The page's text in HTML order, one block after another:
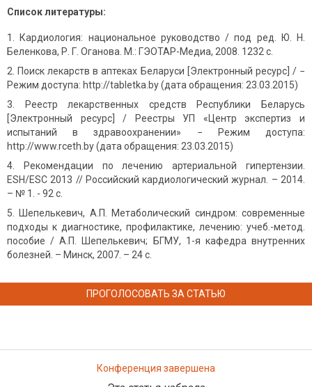
Список литературы:
Кардиология: национальное руководство / под ред. Ю. Н.
Беленкова, Р. Г. Оганова. М.: ГЭОТАР-Медиа, 2008. 1232 с.
Поиск лекарств в аптеках Беларуси [Электронный ресурс] / −
Режим доступа: http://tabletka.by (дата обращения: 23.03.2015)
Реестр лекарственных средств Республики Беларусь
[Электронный ресурс] / Реестры УП «Центр экспертиз и
испытаний в здравоохранении» − Режим доступа:
http://www.rceth.by (дата обращения: 23.03.2015)
Рекомендации по лечению артериальной гипертензии.
ESH/ESC 2013 // Российский кардиологический журнал. – 2014.
– № 1. - 92 с.
Шепелькевич, А.П. Метаболический синдром: современные
подходы к диагностике, профилактике, лечению: учеб.-метод.
пособие / А.П. Шепелькевич; БГМУ, 1-я кафедра внутренних
болезней. – Минск, 2007. – 24 с.
ПРОГОЛОСОВАТЬ ЗА СТАТЬЮ
Конференция завершена